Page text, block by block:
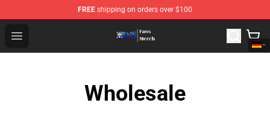
FREE shipping on orders over $100
Open menu
One Piece Store - Official One Piece Merchandise Shop
Wholesale